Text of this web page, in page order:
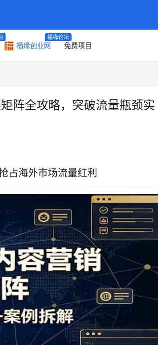
福缘创业网
福缘论坛
免费项目
阵全攻略，突破流量瓶颈实
占海外市场流量红利